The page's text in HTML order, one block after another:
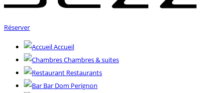
Réserver
Accueil
Chambres & suites
Restaurants
Bar Dom Perignon